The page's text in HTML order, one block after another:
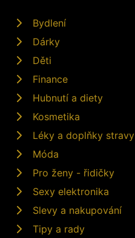
Bydlení
Dárky
Děti
Finance
Hubnutí a diety
Kosmetika
Léky a doplňky stravy
Móda
Pro ženy - řidičky
Sexy elektronika
Slevy a nakupování
Tipy a rady